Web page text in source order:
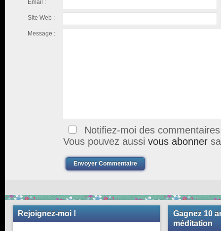
Email :
Site Web :
Message :
Notifiez-moi des
Vous pouvez aussi vous abonner
Envoyer Commentaire
Rejoignez-moi !
Gagnez 10
méditation